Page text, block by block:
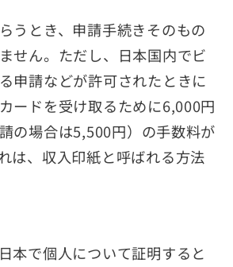
うとき、申請手続きそのもの
せん。ただし、日本国内でビ
申請などが許可されたときに
ードを受け取るために6,000円
の場合は5,500円）の手数料が
は、収入印紙と呼ばれる方法
本で個人について証明すると